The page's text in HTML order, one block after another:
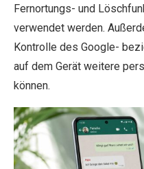
Fernortungs- und
verwendet werden.
Kontrolle des Google-
auf dem Gerät weitere
können.